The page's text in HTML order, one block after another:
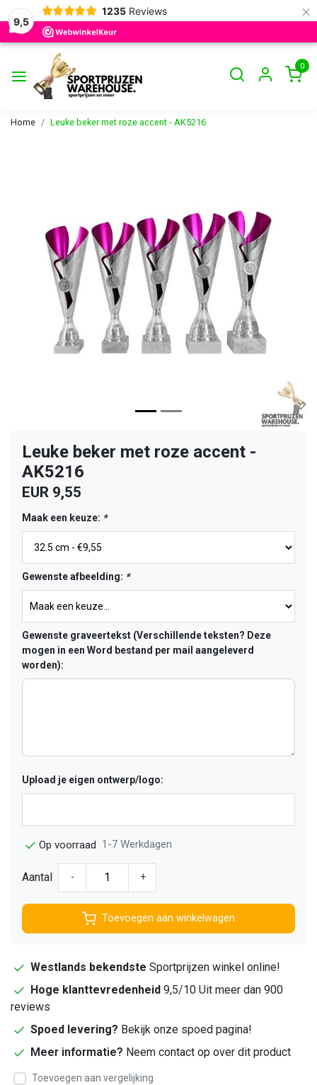
9,5
1235 Reviews ×
0
Home Leuke beker met roze accent - AK5216
Vorige
Leuke beker met roze accent -
AK5216
EUR 9,55
Maak een keuze: *
Gewenste afbeelding: *
Gewenste graveertekst (Verschillende teksten? Deze
mogen in een Word bestand per mail aangeleverd
worden):
Upload je eigen ontwerp/logo:
Op voorraad 1-7 Werkdagen
Aantal - +
Toevoegen aan winkelwagen
Westlands bekendste Sportprijzen winkel online!
Hoge klanttevredenheid 9,5/10 Uit meer dan 900
reviews
Spoed levering? Bekijk onze spoed pagina!
Meer informatie? Neem contact op over dit product
Toevoegen aan vergelijking